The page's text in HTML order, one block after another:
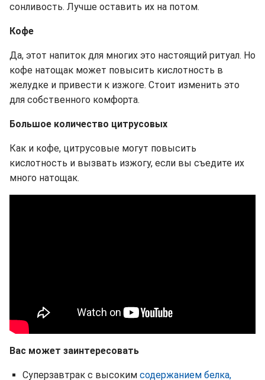
сонливость. Лучше оставить их на потом.
Кофе
Да, этот напиток для многих это настоящий ритуал. Но
кофе натощак может повысить кислотность в
желудке и привести к изжоге. Стоит изменить это
для собственного комфорта.
Большое количество цитрусовых
Как и кофе, цитрусовые могут повысить
кислотность и вызвать изжогу, если вы съедите их
много натощак.
Вас может заинтересовать
Суперзавтрак с высоким содержанием белка,